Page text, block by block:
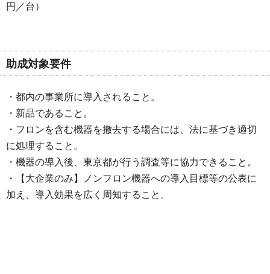
円／台）
助成対象要件
・都内の事業所に導入されること。
・新品であること。
・フロンを含む機器を撤去する場合には、法に基づき適切
に処理すること。
・機器の導入後、東京都が行う調査等に協力できること。
・【大企業のみ】ノンフロン機器への導入目標等の公表に
加え、導入効果を広く周知すること。